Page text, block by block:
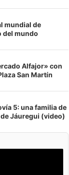
mundial de
del mundo
Alfajor» con
San Martín
5: una familia de
Jáuregui (video)